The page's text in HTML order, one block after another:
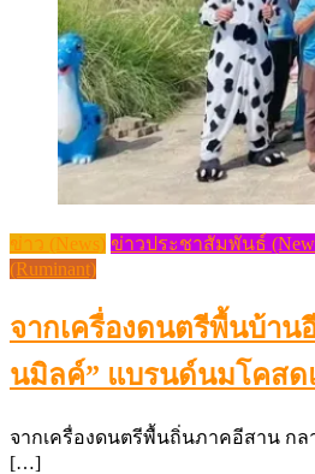
ข่าว (News) ข่าวประชาสัมพันธ์
(Ruminant)
จากเครื่องดนตรีพื้นบ้าน
นมิลค์” แบรนด์นมโคสด
จากเครื่องดนตรีพื้นถิ่นภาคอีสาน กล
[…]